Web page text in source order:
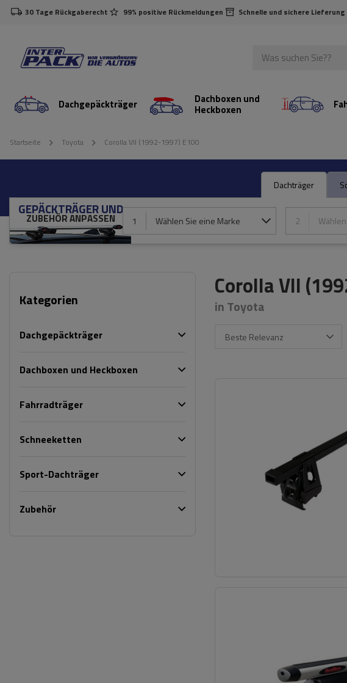
30 Tage Rückgaberecht 99% positive Rückmeldungen Schnelle und sichere Lieferung
Dachgepäckträger Dachboxen und
Heckboxen
Startseite Toyota Corolla VII (1992-1997) E100
Dachträger
GEPÄCKTRÄGER UND
ZUBEHÖR ANPASSEN 1 Wählen Sie eine Marke 2
Kategorien
Dachgepäckträger
Dachboxen und Heckboxen
Fahrradträger
Schneeketten
Sport-Dachträger
Zubehör
Corolla VII
in Toyota
Beste Relevanz